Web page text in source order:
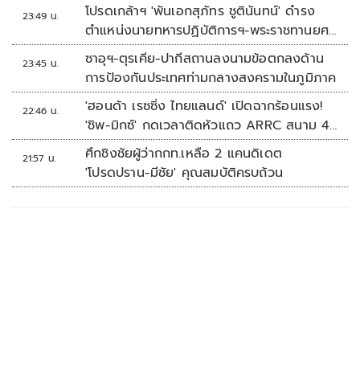
23:49 น.
โปรดเกล้าฯ 'พันเอกสุภัทร ชูตินันทน์' ดำรง
ตำแหน่งนายทหารปฏิบัติการฯ-พระราชทานยศ
'พลตรี'
23:45 น.
ซาอุฯ-ตุรเคีย-ปากีสถานลงนามข้อตกลงด้าน
การป้องกันประเทศท่ามกลางสงครามในภูมิภาค
22:46 น.
'ฮอนด้า เรซซิ่ง ไทยแลนด์' เปิดฉากร้อนแรง!
'ชิพ-มิกซ์' กดเวลาติดหัวแถว ARRC สนาม 4
ที่มัลดาลิกา
21:57 น.
ศึกชิงชัยผู้ว่ากกท.เหลือ 2 แคนดิเดต
'โปรดปราน-มีชัย' คุณสมบัติครบถ้วน